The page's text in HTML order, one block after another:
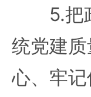
5.把政
统党建
心、牢记